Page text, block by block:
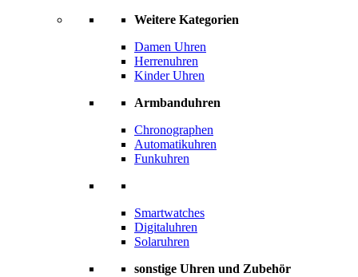
Weitere Kategorien
Damen Uhren
Herrenuhren
Kinder Uhren
Armbanduhren
Chronographen
Automatikuhren
Funkuhren
Smartwatches
Digitaluhren
Solaruhren
sonstige Uhren und Zubehör